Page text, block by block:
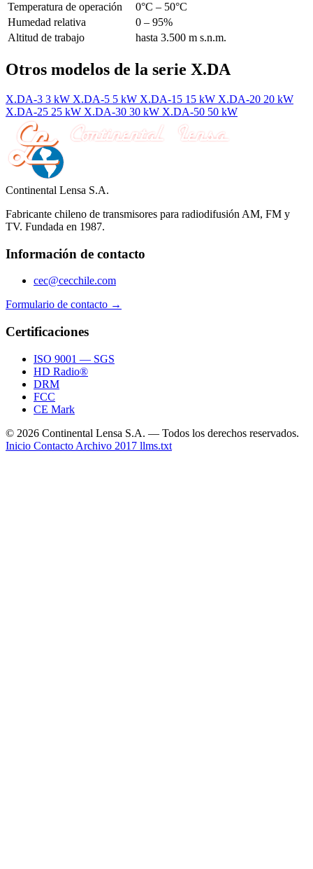
Temperatura de operación
0°C – 50°C
Humedad relativa
0 – 95%
Altitud de trabajo
hasta 3.500 m s.n.m.
Otros modelos de la serie X.DA
X.DA-3 3 kW X.DA-5 5 kW X.DA-15 15 kW X.DA-20 20 kW
X.DA-25 25 kW X.DA-30 30 kW X.DA-50 50 kW
Continental Lensa S.A.
Fabricante chileno de transmisores para radiodifusión AM, FM y
TV. Fundada en 1987.
Información de contacto
cec@cecchile.com
Formulario de contacto →
Certificaciones
ISO 9001 — SGS
HD Radio®
DRM
FCC
CE Mark
© 2026 Continental Lensa S.A. — Todos los derechos reservados.
Inicio Contacto Archivo 2017 llms.txt